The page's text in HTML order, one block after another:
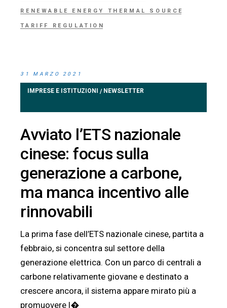
RENEWABLE ENERGY THERMAL SOURCE
TARIFF REGULATION
31 MARZO 2021
IMPRESE E ISTITUZIONI / NEWSLETTER
Avviato l’ETS nazionale
cinese: focus sulla
generazione a carbone,
ma manca incentivo alle
rinnovabili
La prima fase dell’ETS nazionale cinese, partita a
febbraio, si concentra sul settore della
generazione elettrica. Con un parco di centrali a
carbone relativamente giovane e destinato a
crescere ancora, il sistema appare mirato più a
promuovere l�